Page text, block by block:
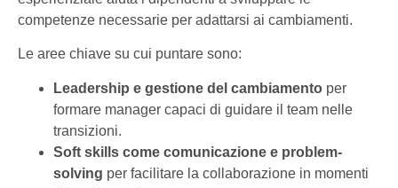
competenze necessarie per adattarsi ai cambiamenti.
Le aree chiave su cui puntare sono:
Leadership e gestione del cambiamento per
formare manager capaci di guidare il team nelle
transizioni.
Soft skills come comunicazione e problem-
solving per facilitare la collaborazione in momenti